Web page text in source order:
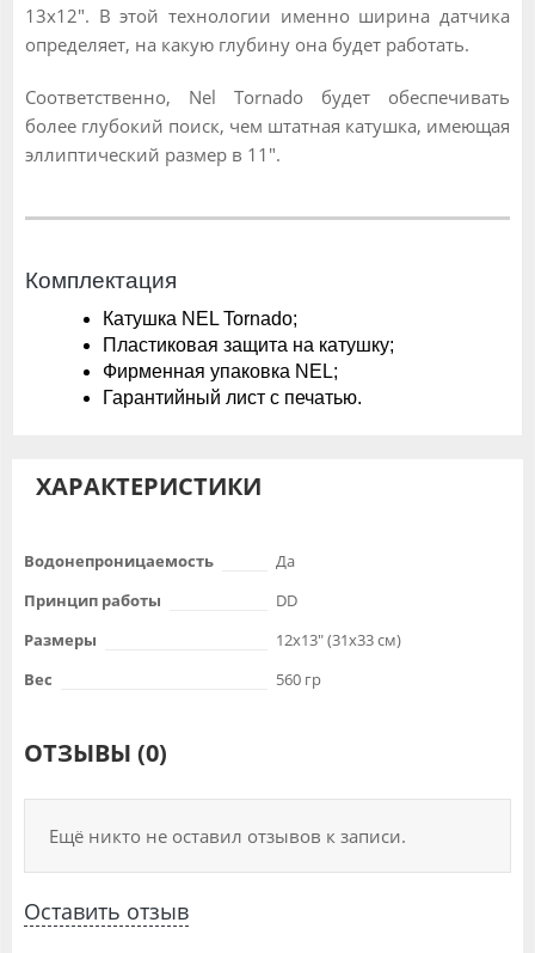
13х12". В этой технологии именно ширина датчика
определяет, на какую глубину она будет работать.
Соответственно, Nel Tornado будет обеспечивать
более глубокий поиск, чем штатная катушка, имеющая
эллиптический размер в 11".
Комплектация
Катушка NEL Tornado;
Пластиковая защита на катушку;
Фирменная упаковка NEL;
Гарантийный лист с печатью.
ХАРАКТЕРИСТИКИ
Водонепроницаемость
Да
Принцип работы
DD
Размеры
12x13" (31x33 см)
Вес
560 гр
ОТЗЫВЫ (0)
Ещё никто не оставил отзывов к записи.
Оставить отзыв